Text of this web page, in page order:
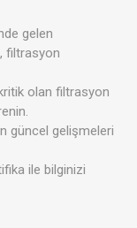
gelen
filtrasyon
olan filtrasyon
güncel gelişmeleri
ile bilginizi